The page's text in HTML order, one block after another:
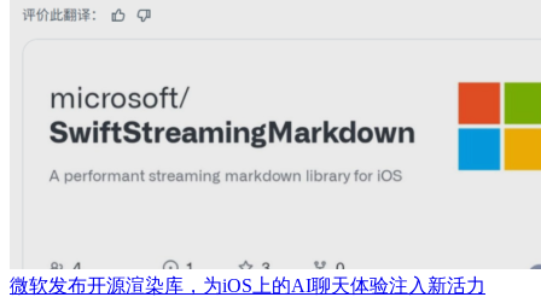
微软发布开源渲染库，为iOS上的AI聊天体验注入新活力